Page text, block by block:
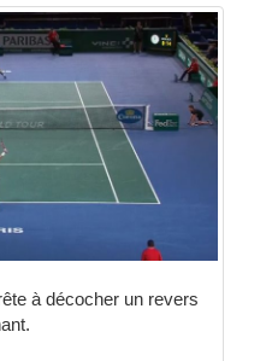
à décocher un revers